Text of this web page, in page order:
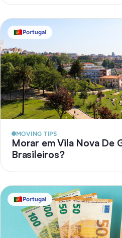
Portugal
MOVING TIPS
Morar em Vila Nova De
Brasileiros?
Portugal